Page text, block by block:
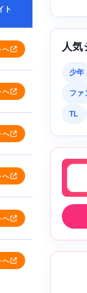
ト
へ
へ
へ
へ
へ
へ
人気
少年
ファ
TL